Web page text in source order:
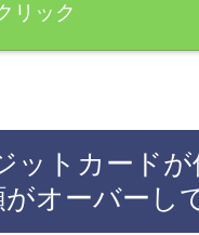
リック
ットカード
オーバーし